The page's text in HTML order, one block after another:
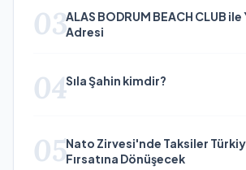
03ALAS BODRUM BEACH CLUB
Adresi
04Sıla Şahin kimdir?
05Nato Zirvesi'nde Taksiler
Fırsatına Dönüşecek